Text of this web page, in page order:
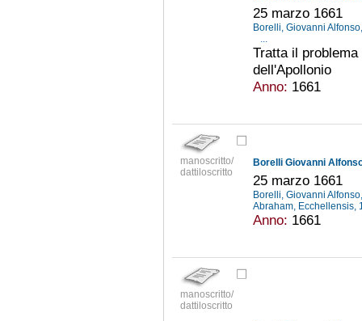
25 marzo 1661
Borelli, Giovanni
...
Tratta il
dell'Apollonio
Anno: 1661
manoscritto/
dattiloscritto
Borelli Giovanni
25 marzo 1661
Borelli, Giovanni
Abraham, Ecchellensis,
Anno: 1661
manoscritto/
dattiloscritto